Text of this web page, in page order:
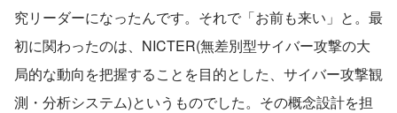
究リーダーになったんです。それで「お前も来い」と。最
初に関わったのは、NICTER(無差別型サイバー攻撃の大
局的な動向を把握することを目的とした、サイバー攻撃観
測・分析システム)というものでした。その概念設計を担